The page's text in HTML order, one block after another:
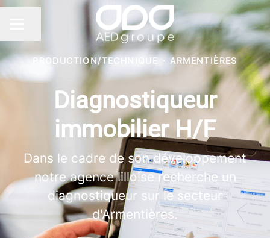
Partager la page
PRODUCTION/TECHNIQUE · ARMENTIÈRES
Diagnostiqueur
immobilier H/F
Dans le cadre de son développement
notre agence lilloise recherche un
diagnostiqueur sur le secteur
d'Armentières.